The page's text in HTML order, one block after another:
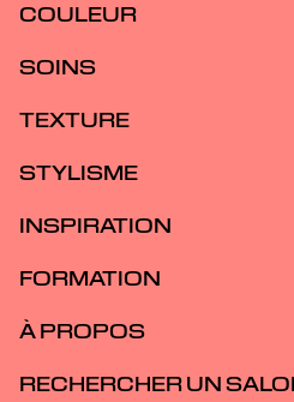
COULEUR
SOINS
TEXTURE
STYLISME
INSPIRATION
FORMATION
À PROPOS
RECHERCHER UN